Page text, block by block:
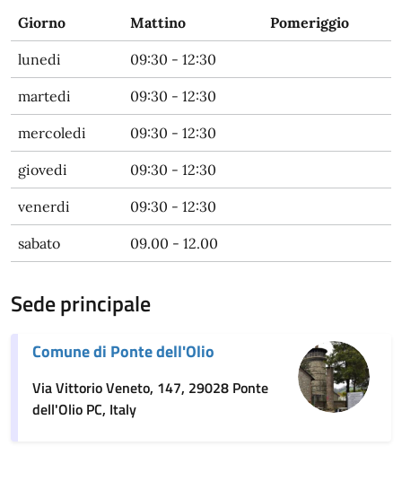
Giorno Mattino Pomeriggio
lunedi 09:30 - 12:30
martedi 09:30 - 12:30
mercoledi 09:30 - 12:30
giovedi 09:30 - 12:30
venerdi 09:30 - 12:30
sabato 09.00 - 12.00
Sede principale
Comune di Ponte dell'Olio
Via Vittorio Veneto, 147, 29028 Ponte
dell'Olio PC, Italy